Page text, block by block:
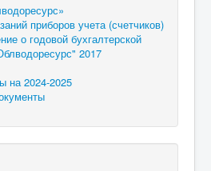
приборов учета (счетчиков)
о годовой бухгалтерской
2017
на 2024-2025